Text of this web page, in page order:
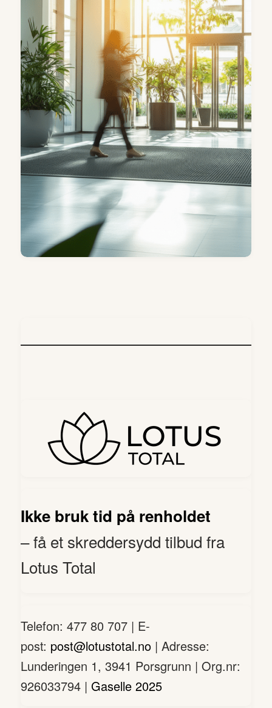
Ikke bruk tid på renholdet
– få et skreddersydd tilbud fra
Lotus Total
Telefon: 477 80 707 | E-
post: post@lotustotal.no| Adresse:
Lunderingen 1, 3941 Porsgrunn | Org.nr:
926033794 | Gaselle 2025